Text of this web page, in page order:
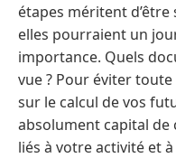
étapes méritent
elles pourraient un
importance. Quels
vue ? Pour éviter
sur le calcul de vos
absolument capital
liés à votre activité et